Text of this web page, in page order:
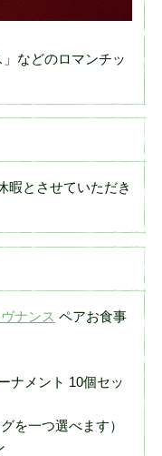
などのロマンチッ
暇とさせていただき
ナンス ペアお食事
ナメント 10個セッ
を一つ選べます）